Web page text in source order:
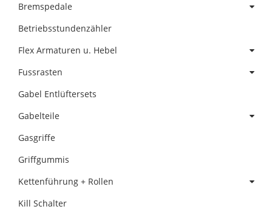
Bremspedale
Betriebsstundenzähler
Flex Armaturen u. Hebel
Fussrasten
Gabel Entlüftersets
Gabelteile
Gasgriffe
Griffgummis
Kettenführung + Rollen
Kill Schalter